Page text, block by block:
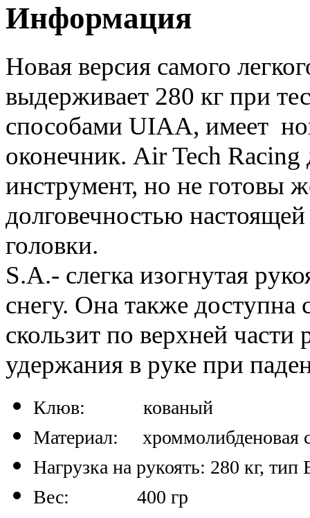
Информация
Новая версия самого
выдерживает 280 кг при
способами UIAA, имеет
оконечник. Air Tech Racing
инструмент, но не готовы
долговечностью
головки.
S.A.- слегка изогнутая
снегу. Она также
скользит по верхней части
удержания в руке при
Клюв: кованый
Материал: хроммолибденовая
Нагрузка на рукоять: 280 кг, тип
Вес: 400 гр